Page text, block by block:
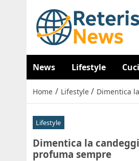
News Lifestyle
Home / Lifestyle / Dimentica
Lifestyle
Dimentica la
profuma sempre